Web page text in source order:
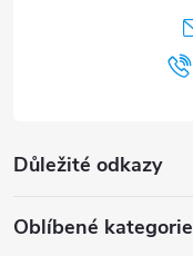
Důležité odkazy
Oblíbené kategorie